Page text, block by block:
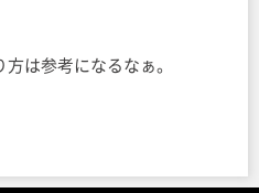
は参考になるなぁ。